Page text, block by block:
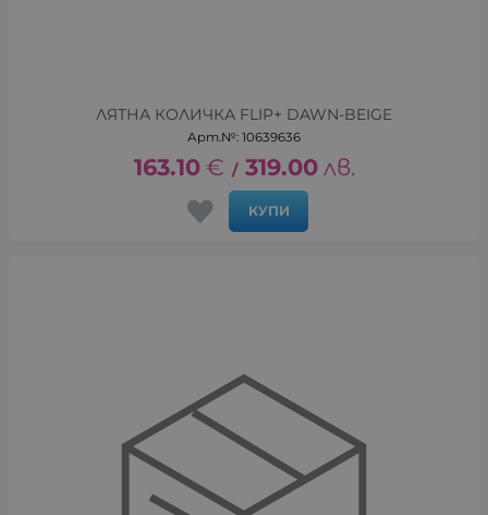
ЛЯТНА КОЛИЧКА FLIP+ DAWN-BEIGE
Арт.№: 10639636
163.10 € / 319.00 лв.
КУПИ